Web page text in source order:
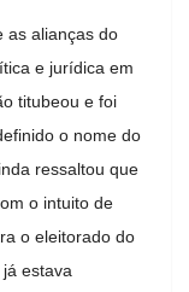
as alianças do
e jurídica em
titubeou e foi
o nome do
ressaltou que
o intuito de
o eleitorado do
estava